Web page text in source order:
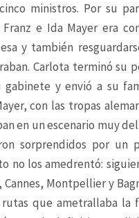
ministros. Por su
e Ida Mayer era
y también
Carlota terminó su
y envió a su
con las tropas
en un escenario muy
sorprendidos por un
no los amedrentó:
Montpellier y
que ametrallaba la